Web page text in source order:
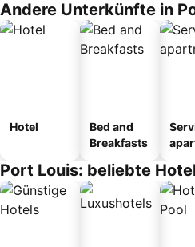
Andere Unterkünfte in
Hotel
Bed and
Breakfasts
Port Louis: beliebte